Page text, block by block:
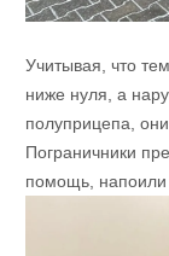
Учитывая, что
ниже нуля, а
полуприцепа,
Пограничники
помощь, напоили